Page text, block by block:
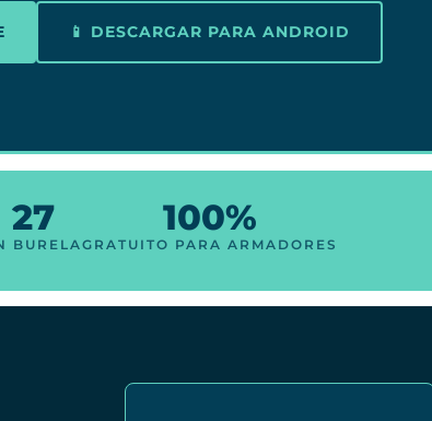
📱 DESCARGAR PARA ANDROID
27
BURELA
100%
GRATUITO PARA ARMADORES